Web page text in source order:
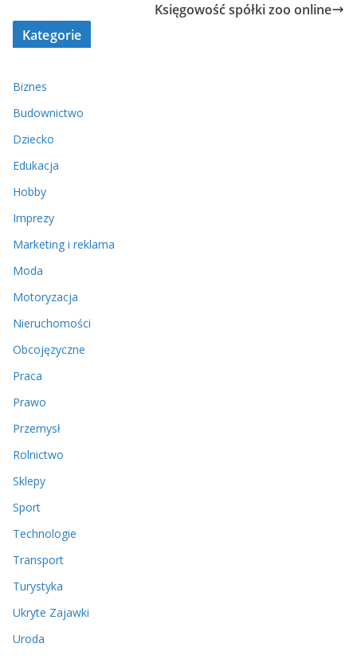
Księgowość spółki zoo online
Kategorie
Biznes
Budownictwo
Dziecko
Edukacja
Hobby
Imprezy
Marketing i reklama
Moda
Motoryzacja
Nieruchomości
Obcojęzyczne
Praca
Prawo
Przemysł
Rolnictwo
Sklepy
Sport
Technologie
Transport
Turystyka
Ukryte Zajawki
Uroda